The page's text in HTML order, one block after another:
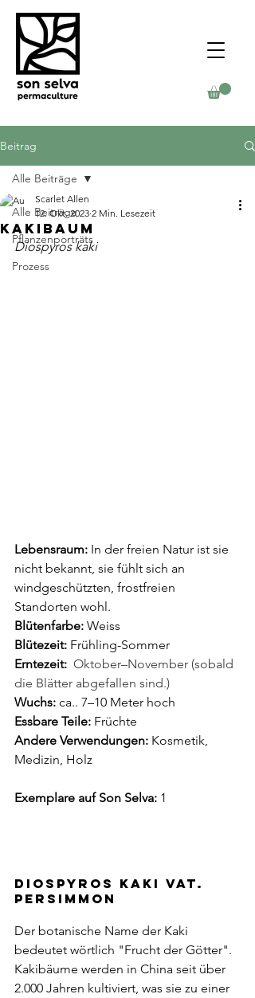
Beitrag
Alle Beiträge
Pflanzenporträts
Prozess
Alle Beiträge
Kakibaum
Scarlet Allen
12. Okt. 2023 2 Min. Lesezeit
Diospyros kaki
Lebensraum: In der freien Natur ist sie
nicht bekannt, sie fühlt sich an
windgeschützten, frostfreien
Standorten wohl.
Blütenfarbe: Weiss
Blütezeit: Frühling-Sommer
Erntezeit: Oktober–November (sobald
die Blätter abgefallen sind.)
Wuchs: ca.. 7–10 Meter hoch
Essbare Teile: Früchte
Andere Verwendungen: Kosmetik,
Medizin, Holz
Exemplare auf Son Selva: 1
Diospyros kaki vat.
persimmon
Der botanische Name der Kaki
bedeutet wörtlich "Frucht der Götter".
Kakibäume werden in China seit über
2.000 Jahren kultiviert, was sie zu einer